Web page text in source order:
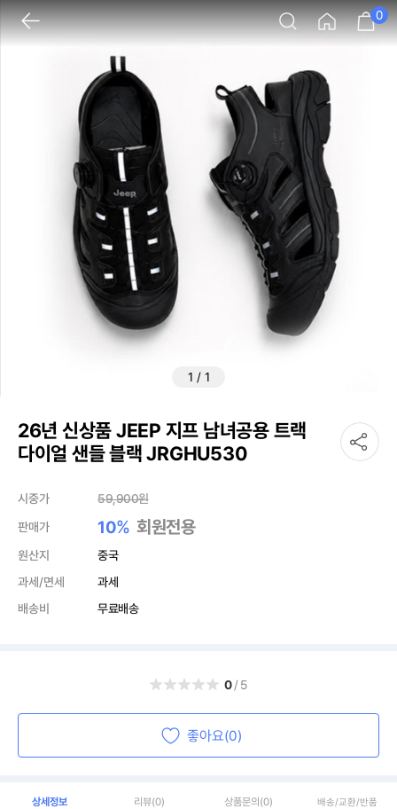
0
1 / 1
26년 신상품 JEEP 지프 남녀공용 트랙
다이얼 샌들 블랙 JRGHU530
시중가 59,900원
판매가
10% 회원전용
원산지
중국
과세/면세
과세
배송비
무료배송
0/5
좋아요(0)
상세정보 리뷰(0) 상품문의 (0) 배송/교환/반품